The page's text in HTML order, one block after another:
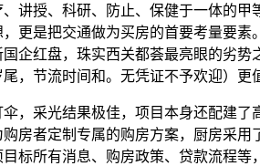
讲授、科研、防止、保健于一体的甲
更是把交通做为买房的首要考量要素
企红盘，珠实西关都荟最亮眼的劣势
尾，节流时间和。无凭证不予欢迎）更
采光结果极佳，项目本身还配建了
房者定制专属的购房方案，厨房采用
标所有消息、购房政策、贷款流程等